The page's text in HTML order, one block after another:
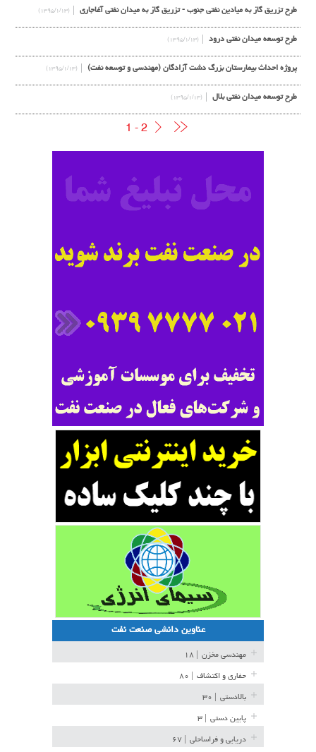
طرح تزريق گاز به ميادين نفتي جنوب - تزريق گاز به ميدان نفتي آغاجاري (۱۳۹۵/۱/۱۳)
طرح توسعه ميدان نفتي درود (۱۳۹۵/۱/۱۳)
پروژه احداث بيمارستان بزرگ دشت آزادگان (مهندسی و توسعه نفت) (۱۳۹۵/۱/۱۳)
طرح توسعه ميدان نفتي بلال (۱۳۹۵/۱/۱۳)
1 - 2
عناوین دانشی صنعت نفت
مهندسی مخزن
حفاری و اکتشاف
بالادستی
پایین دستی
دریایی و فراساحلی